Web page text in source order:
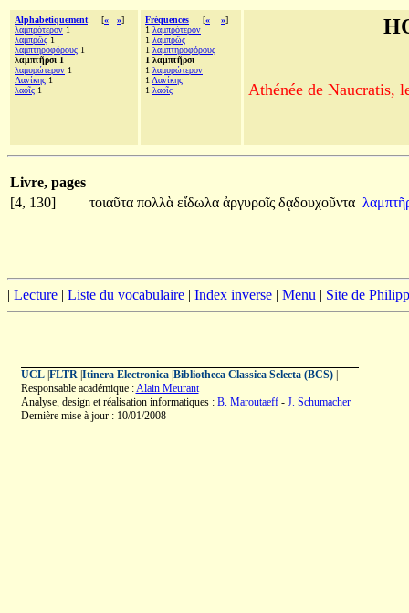
Alphabétiquement [« »]
λαμπρότερον 1
λαμπρῶς 1
λαμπτηροφόρους 1
λαμπτῆρσι 1
λαμυρώτερον 1
Λανίκης 1
λαοῖς 1
Fréquences [« »]
1 λαμπρότερον
1 λαμπρῶς
1 λαμπτηροφόρους
1 λαμπτῆρσι
1 λαμυρώτερον
1 Λανίκης
1 λαοῖς Athénée de Naucratis,
Livre, pages
[4, 130]
τοιαῦτα πολλὰ εἴδωλα ἀργυροῖς δᾳδουχοῦντα
| Lecture | Liste du vocabulaire | Index inverse | Menu | Site de
UCL| FLTR| Itinera Electronica| Bibliotheca Classica Selecta (BCS)|
Responsable académique :Alain Meurant
Analyse, design et réalisation informatiques : B. Maroutaeff- J. Schumacher
Dernière mise à jour : 10/01/2008